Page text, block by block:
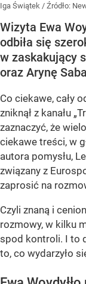
Iga Świątek / Źródło:
Wizyta Ewa
odbiła się
w zaskakujący
oraz Arynę
Co ciekawe, cały
zniknął z kanału
zaznaczyć, że
ciekawe treści, w
autora pomysłu,
związany z
zaprosić na
Czyli znaną i
rozmowy, w kilku
spod kontroli. I to
to, co wydarzyło